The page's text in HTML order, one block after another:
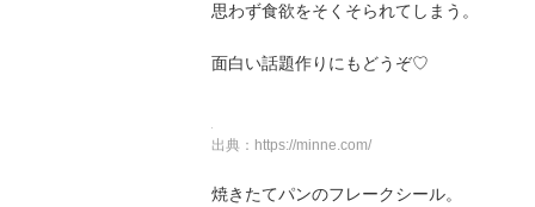
思わず食欲をそくそられてしまう。
面白い話題作りにもどうぞ♡
出典： https://minne.com/
焼きたてパンのフレークシール。